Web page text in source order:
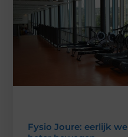
Fysio Joure: eerlijk